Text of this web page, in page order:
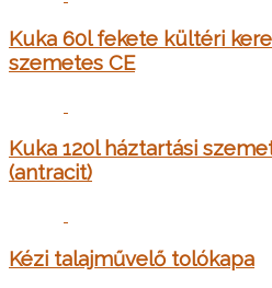
Kuka 60l fekete kültéri
szemetes CE
Kuka 120l háztartási
(antracit)
Kézi talajművelő tolókapa